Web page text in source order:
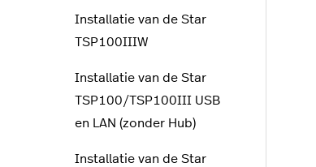
Installatie van de Star
TSP100IIIW
Installatie van de Star
TSP100/TSP100III USB
en LAN (zonder Hub)
Installatie van de Star